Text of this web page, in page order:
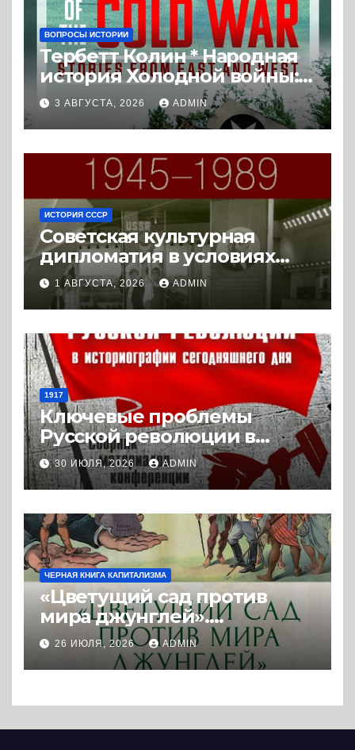
ВОПРОСЫ ИСТОРИИ
Тербетт Колин * Народная
история Холодной войны:
истории с Востока и Запада
(2023) * Реферат книги
3 АВГУСТА, 2026 ADMIN
ИСТОРИЯ СССР
Советская культурная
дипломатия в условиях
Холодной войны. 1945-1989.
(2018) * Книга
1 АВГУСТА, 2026 ADMIN
1917
Ключевые проблемы
Русской революции в
историографии
сегодняшнего дня (2024) *
Книга
30 ИЮЛЯ, 2026 ADMIN
ЧЕРНАЯ КНИГА КАПИТАЛИЗМА
«Цветущий сад против
мира джунглей».
Колониальная и
постколониальная
политика западных
26 ИЮЛЯ, 2026 ADMIN